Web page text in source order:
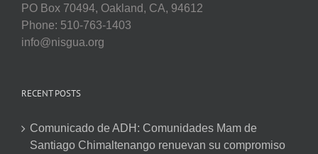
PO Box 70494, Oakland, CA, 94612
Phone: 510-763-1403
info@nisgua.org
RECENT POSTS
Comunicado de ADH: Comunidades Mam de
Santiago Chimaltenango renuevan su compromiso